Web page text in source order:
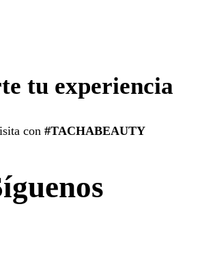
tu experiencia
con #TACHABEAUTY